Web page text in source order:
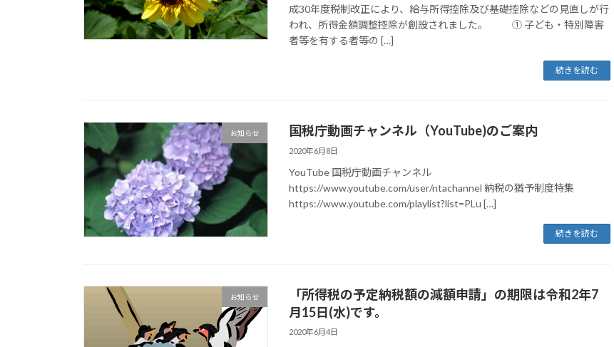
成30年度税制改正により、給与所得控除及び基礎控除などの見直しが行
われ、所得金額調整控除が創設されました。 ① 子ども・特別障害
者等を有する者等の […]
続きを読む
お知らせ 国税庁動画チャンネル（YouTube)のご案内
2020年6月8日
YouTube 国税庁動画チャンネル
https://www.youtube.com/user/ntachannel 納税の猶予制度特集
https://www.youtube.com/playlist?list=PLu […]
続きを読む
お知らせ
「所得税の予定納税額の減額申請」の期限は令和2年7
月15日(水)です。
2020年6月4日